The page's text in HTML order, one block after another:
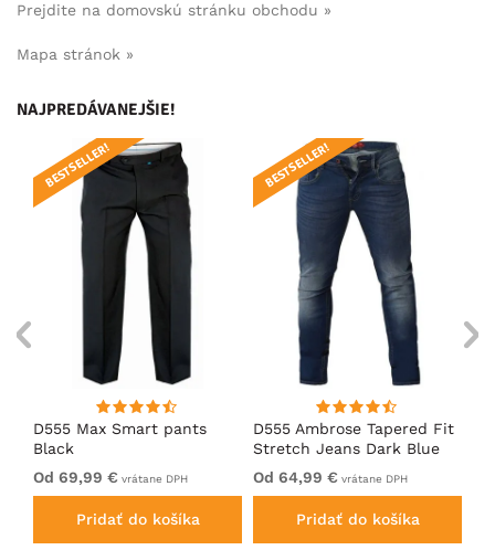
Prejdite na domovskú stránku obchodu »
Mapa stránok »
NAJPREDÁVANEJŠIE!
D555 Max Smart pants
Black
BESTSELLER!
Od 69,99 € vrátane DPH
Pridať do košíka
D555 Ambrose Tapered Fit
Stretch Jeans Dark Blue
BESTSELLER!
Od 64,99 € vrátane DPH
Pridať do košíka